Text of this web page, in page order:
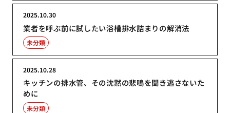
業者を呼ぶ前に試したい浴槽排水詰まりの解消法
2025.10.30
未分類
キッチンの排水管、その沈黙の悲鳴を聞き逃さないた
めに
2025.10.28
未分類